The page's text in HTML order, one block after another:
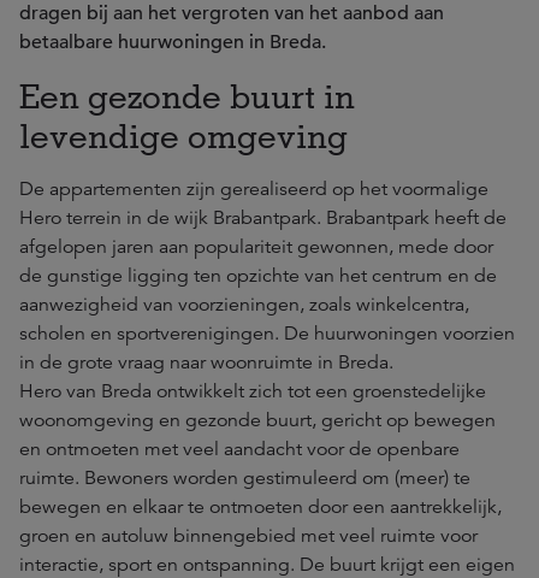
dragen bij aan het vergroten van het aanbod aan
betaalbare huurwoningen in Breda.
Een gezonde buurt in
levendige omgeving
De appartementen zijn gerealiseerd op het voormalige
Hero terrein in de wijk Brabantpark. Brabantpark heeft de
afgelopen jaren aan populariteit gewonnen, mede door
de gunstige ligging ten opzichte van het centrum en de
aanwezigheid van voorzieningen, zoals winkelcentra,
scholen en sportverenigingen. De huurwoningen voorzien
in de grote vraag naar woonruimte in Breda.
Hero van Breda ontwikkelt zich tot een groenstedelijke
woonomgeving en gezonde buurt, gericht op bewegen
en ontmoeten met veel aandacht voor de openbare
ruimte. Bewoners worden gestimuleerd om (meer) te
bewegen en elkaar te ontmoeten door een aantrekkelijk,
groen en autoluw binnengebied met veel ruimte voor
interactie, sport en ontspanning. De buurt krijgt een eigen